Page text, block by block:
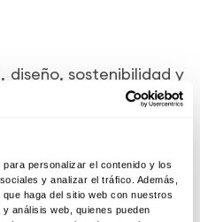
personalizar el contenido y los
y analizar el tráfico. Además,
haga del sitio web con nuestros
análisis web, quienes pueden
diseño, sostenibilidad y
los mitos te alejen de